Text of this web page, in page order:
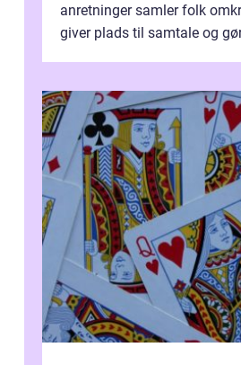
anretninger samler folk
giver plads til samtale og